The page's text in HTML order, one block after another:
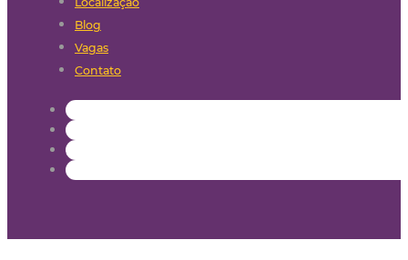
Blog
Vagas
Contato